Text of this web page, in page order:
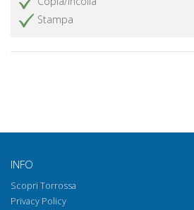
Norma
Stampa
INFO
Scopri Torrossa
Privacy Policy